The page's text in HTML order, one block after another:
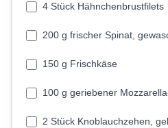
4 Stück Hähnchenbrustfilets
200 g frischer Spinat,
150 g Frischkäse
100 g geriebener
2 Stück Knoblauchzehen,